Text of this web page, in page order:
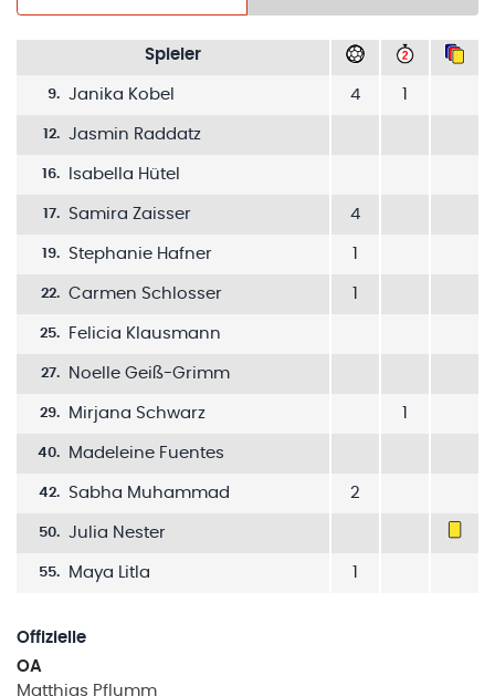
Spieler
9. Janika Kobel 4
12. Jasmin Raddatz
16. Isabella Hütel
17. Samira Zaisser 4
19. Stephanie Hafner
22. Carmen Schlosser
25. Felicia Klausmann
27. Noelle Geiß-Grimm
29. Mirjana Schwarz
40. Madeleine Fuentes
42. Sabha Muhammad 2
50. Julia Nester
55. Maya Litla
Offizielle
OA
Matthias Pflumm